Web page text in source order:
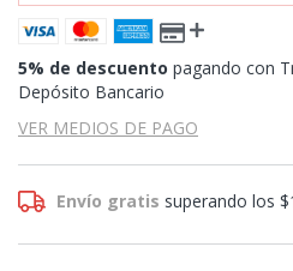
5% de descuento pagando con
Depósito Bancario
VER MEDIOS DE PAGO
Envío gratis superando los